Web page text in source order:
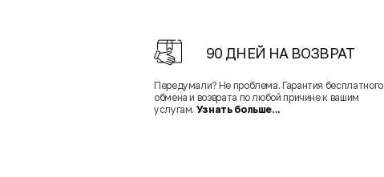
90 ДНЕЙ НА ВОЗВРАТ
Передумали? Не проблема. Гарантия бесплатного
обмена и возврата по любой причине к вашим
услугам. Узнать больше...